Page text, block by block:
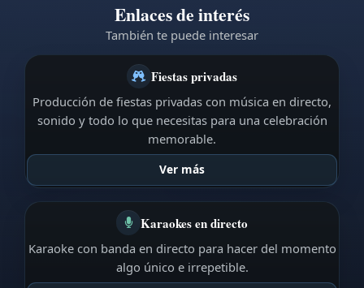
Enlaces de interés
También te puede interesar
Fiestas privadas
Producción de fiestas privadas con música en directo,
sonido y todo lo que necesitas para una celebración
memorable.
Ver más
Karaokes en directo
Karaoke con banda en directo para hacer del momento
algo único e irrepetible.